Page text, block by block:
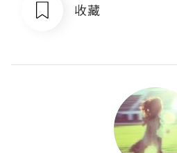
收藏